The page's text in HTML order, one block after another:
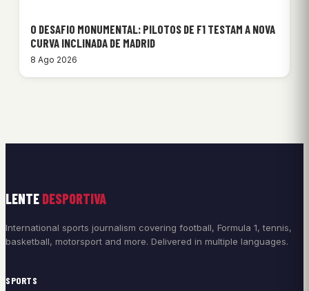
O DESAFIO MONUMENTAL: PILOTOS DE F1 TESTAM A NOVA
CURVA INCLINADA DE MADRID
8 Ago 2026
LENTE DESPORTIVA
International sports journalism covering football, Formula 1, tennis,
basketball, motorsport and more. Delivered in multiple languages.
SPORTS